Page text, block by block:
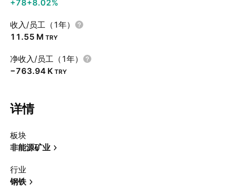
+78+8.02%
收入/员工（1年）
‪11.55 M‬ TRY
净收入/员工（1年）
‪−763.94 K‬ TRY
详情
板块
非能源矿业
行业
钢铁